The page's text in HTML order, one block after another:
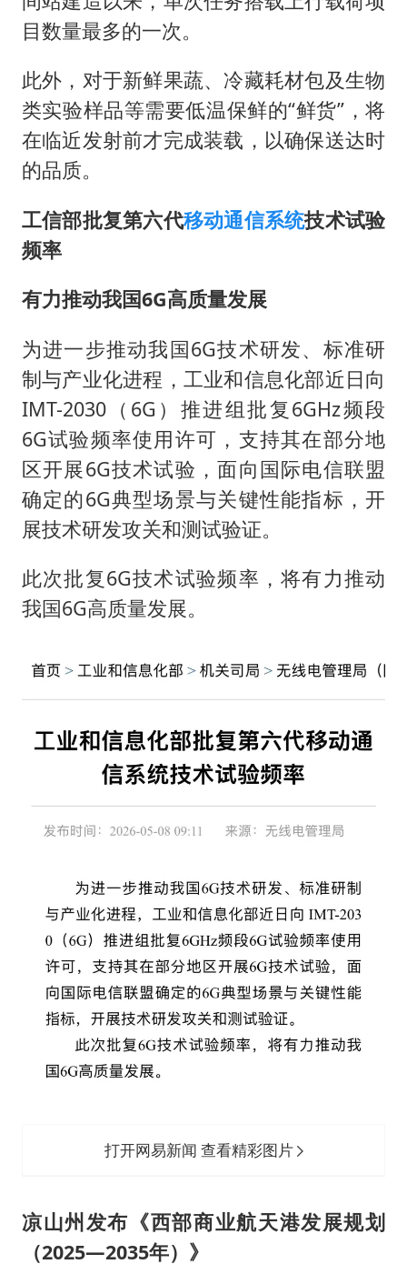
目数量最多的一次。
此外，对于新鲜果蔬、冷藏耗材包及生物
类实验样品等需要低温保鲜的“鲜货”，将
在临近发射前才完成装载，以确保送达时
的品质。
工信部批复第六代移动通信系统技术试验
频率
有力推动我国6G高质量发展
为进一步推动我国6G技术研发、标准研
制与产业化进程，工业和信息化部近日向
IMT-2030（6G）推进组批复6GHz频段
6G试验频率使用许可，支持其在部分地
区开展6G技术试验，面向国际电信联盟
确定的6G典型场景与关键性能指标，开
展技术研发攻关和测试验证。
此次批复6G技术试验频率，将有力推动
我国6G高质量发展。
打开网易新闻 查看精彩图片
凉山州发布《西部商业航天港发展规划
（2025—2035年）》